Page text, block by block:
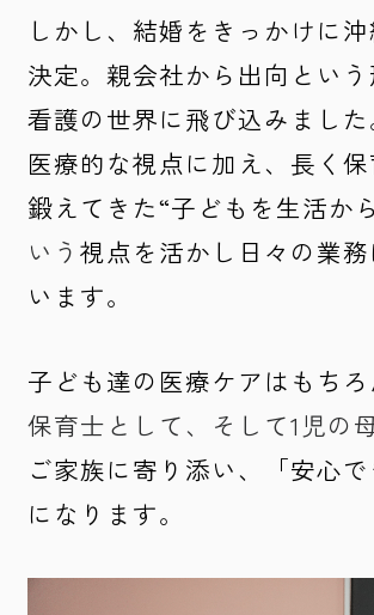
しかし、結婚をきっかけに
決定。親会社から出向とい
看護の世界に飛び込みまし
医療的な視点に加え、長く
鍛えてきた“子どもを生活か
いう視点を活かし日々の業
います。
子ども達の医療ケアはもちろ
保育士として、そして1児の
ご家族に寄り添い、「安心で
になります。